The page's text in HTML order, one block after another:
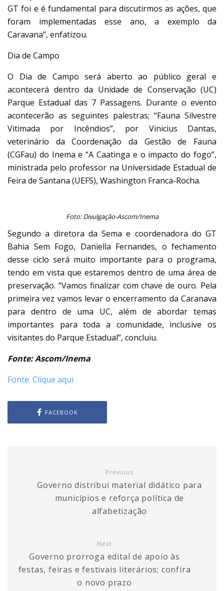
GT foi e é fundamental para discutirmos as ações, que
foram implementadas esse ano, a exemplo da
Caravana”, enfatizou.
Dia de Campo
O Dia de Campo será aberto ao público geral e
acontecerá dentro da Unidade de Conservação (UC)
Parque Estadual das 7 Passagens. Durante o evento
acontecerão as seguintes palestras; “Fauna Silvestre
Vitimada por Incêndios”, por Vinicius Dantas,
veterinário da Coordenação da Gestão de Fauna
(CGFau) do Inema e “A Caatinga e o impacto do fogo”,
ministrada pelo professor na Universidade Estadual de
Feira de Santana (UEFS), Washington Franca-Rocha.
Foto: Divulgação-Ascom/Inema
Segundo a diretora da Sema e coordenadora do GT
Bahia Sem Fogo, Daniella Fernandes, o fechamento
desse ciclo será muito importante para o programa,
tendo em vista que estaremos dentro de uma área de
preservação. “Vamos finalizar com chave de ouro. Pela
primeira vez vamos levar o encerramento da Caranava
para dentro de uma UC, além de abordar temas
importantes para toda a comunidade, inclusive os
visitantes do Parque Estadual”, concluiu.
Fonte: Ascom/Inema
Fonte: Clique aqui
FACEBOOK
Previous
Governo distribui material didático para
municípios e reforça política de
alfabetização
Next
Governo prorroga edital de apoio às
festas, feiras e festivais literários; confira
o novo prazo